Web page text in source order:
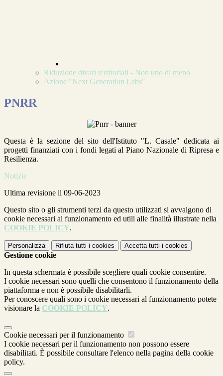
Riduzione divari territoriali - Non uno di meno
Azione "Next Generation Labs"
PNRR
Questa è la sezione del sito dell'Istituto "L. Casale" dedicata ai
progetti finanziati con i fondi legati al Piano Nazionale di Ripresa e
Resilienza.
Notizie
Ultima revisione il 09-06-2023
Questo sito o gli strumenti terzi da questo utilizzati si avvalgono di
cookie necessari al funzionamento ed utili alle finalità illustrate nella
COOKIE POLICY.
Personalizza Rifiuta tutti i cookies Accetta tutti i cookies
Gestione cookie
In questa schermata è possibile scegliere quali cookie consentire.
I cookie necessari sono quelli che consentono il funzionamento della
piattaforma e non è possibile disabilitarli.
Per conoscere quali sono i cookie necessari al funzionamento potete
visionare la COOKIE POLICY.
Cookie necessari per il funzionamento
I cookie necessari per il funzionamento non possono essere
disabilitati. È possibile consultare l'elenco nella pagina della cookie
policy.